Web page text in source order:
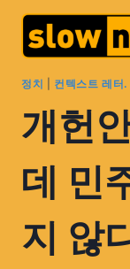
정치 컨텍스트 레터.
개헌
데 민
지 않